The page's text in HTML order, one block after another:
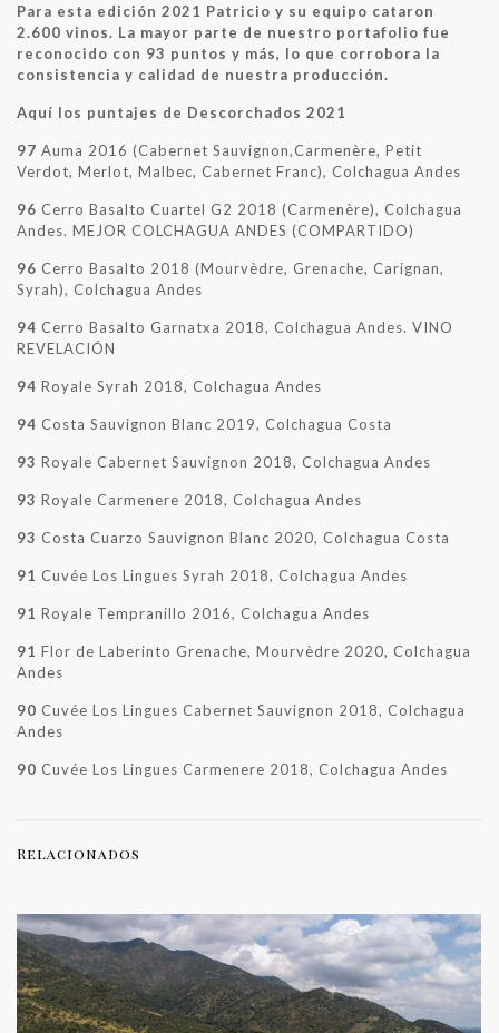
Para esta edición 2021 Patricio y su equipo cataron
2.600 vinos. La mayor parte de nuestro portafolio fue
reconocido con 93 puntos y más, lo que corrobora la
consistencia y calidad de nuestra producción.
Aquí los puntajes de Descorchados 2021
97 Auma 2016 (Cabernet Sauvignon,Carmenère, Petit
Verdot, Merlot, Malbec, Cabernet Franc), Colchagua Andes
96 Cerro Basalto Cuartel G2 2018 (Carmenère), Colchagua
Andes. MEJOR COLCHAGUA ANDES (COMPARTIDO)
96 Cerro Basalto 2018 (Mourvèdre, Grenache, Carignan,
Syrah), Colchagua Andes
94 Cerro Basalto Garnatxa 2018, Colchagua Andes. VINO
REVELACIÓN
94 Royale Syrah 2018, Colchagua Andes
94 Costa Sauvignon Blanc 2019, Colchagua Costa
93 Royale Cabernet Sauvignon 2018, Colchagua Andes
93 Royale Carmenere 2018, Colchagua Andes
93 Costa Cuarzo Sauvignon Blanc 2020, Colchagua Costa
91 Cuvée Los Lingues Syrah 2018, Colchagua Andes
91 Royale Tempranillo 2016, Colchagua Andes
91 Flor de Laberinto Grenache, Mourvèdre 2020, Colchagua
Andes
90 Cuvée Los Lingues Cabernet Sauvignon 2018, Colchagua
Andes
90 Cuvée Los Lingues Carmenere 2018, Colchagua Andes
Relacionados